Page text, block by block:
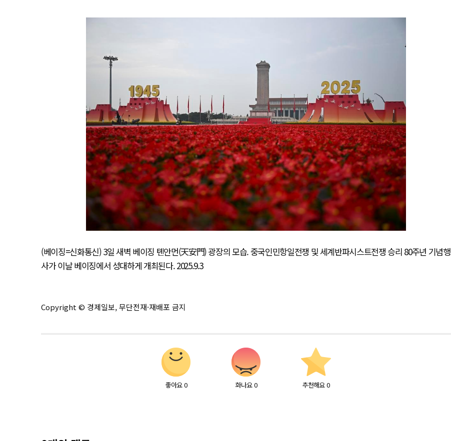
(베이징=신화통신) 3일 새벽 베이징 톈안먼(天安門) 광장의 모습. 중국인민항일전쟁 및 세계반파시스트전쟁 승리 80주년 기념행
사가 이날 베이징에서 성대하게 개최된다. 2025.9.3
Copyright © 경제일보, 무단전재·재배포 금지
좋아요 0 화나요 0 추천해요 0